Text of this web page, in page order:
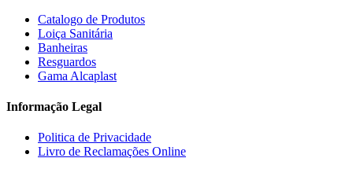
Catalogo de Produtos
Loiça Sanitária
Banheiras
Resguardos
Gama Alcaplast
Informação Legal
Politica de Privacidade
Livro de Reclamações Online